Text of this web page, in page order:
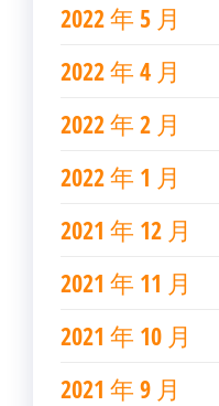
2022 年 5 月
2022 年 4 月
2022 年 2 月
2022 年 1 月
2021 年 12 月
2021 年 11 月
2021 年 10 月
2021 年 9 月